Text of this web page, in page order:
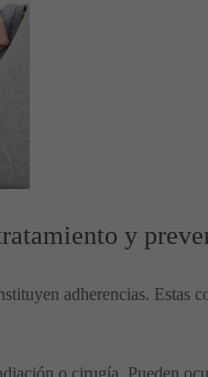
y
adherencias. Estas